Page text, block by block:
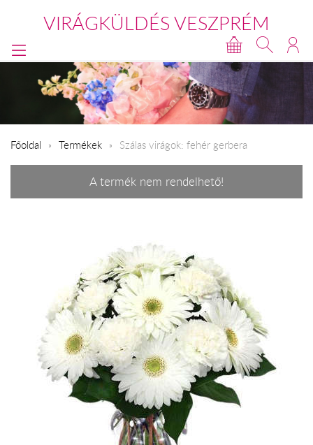
VIRÁGKÜLDÉS VESZPRÉM
Főoldal Termékek Szálas virágok: fehér gerbera
A termék nem rendelhető!